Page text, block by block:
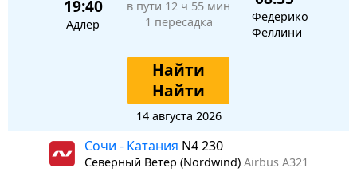
19:40
Адлер
в пути 12 ч 55 мин
1 пересадка
Федерико
Феллини
Найти
Найти
14 августа 2026
Сочи - Катания N4 230
Северный Ветер (Nordwind) Airbus A321